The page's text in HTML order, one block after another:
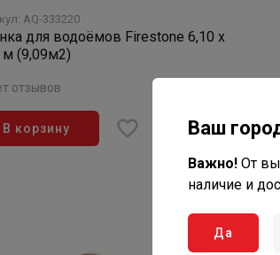
AQ-333220
для водоёмов Firestone 6,10 х
м (9,09м2)
отзывов
В корзину Ваш
Важно! От
наличие и
Да